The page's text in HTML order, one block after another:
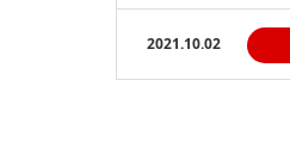
2021.10.02